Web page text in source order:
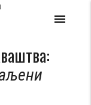
menu